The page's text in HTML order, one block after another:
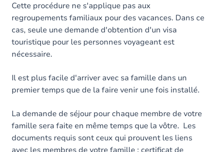
Cette procédure ne s'applique pas aux
regroupements familiaux pour des vacances. Dans ce
cas, seule une demande d'obtention d'un visa
touristique pour les personnes voyageant est
nécessaire.
Il est plus facile d'arriver avec sa famille dans un
premier temps que de la faire venir une fois installé.
La demande de séjour pour chaque membre de votre
famille sera faite en même temps que la vôtre. Les
documents requis sont ceux qui prouvent les liens